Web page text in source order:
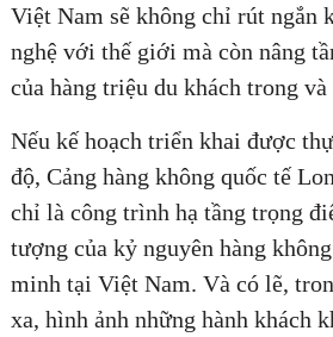
Việt Nam sẽ không chỉ rút ngắn
nghệ với thế giới mà còn nâng
của hàng triệu du khách trong
Nếu kế hoạch triển khai được
độ, Cảng hàng không quốc tế
chỉ là công trình hạ tầng trọng
tượng của kỷ nguyên hàng
minh tại Việt Nam. Và có lẽ,
xa, hình ảnh những hành khách